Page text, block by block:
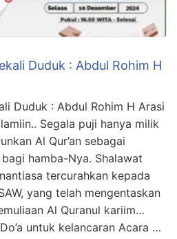
Duduk : Abdul Rohim H
Duduk : Abdul Rohim H Arasi
Segala puji hanya milik
Al Qur’an sebagai
hamba-Nya. Shalawat
tercurahkan kepada
yang telah mengentaskan
Al Quranul kariim…
untuk kelancaran Acara …